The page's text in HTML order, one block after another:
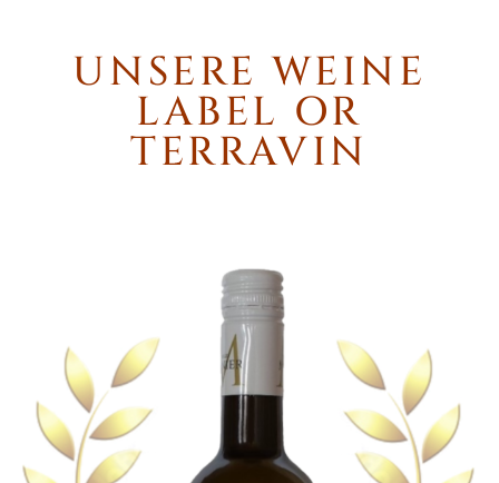
UNSERE WEINE
LABEL OR
TERRAVIN